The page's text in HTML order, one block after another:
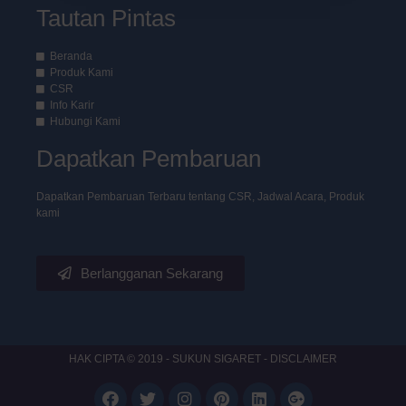
Tautan Pintas
Beranda
Produk Kami
CSR
Info Karir
Hubungi Kami
Dapatkan Pembaruan
Dapatkan Pembaruan Terbaru tentang CSR, Jadwal Acara, Produk
kami
Berlangganan Sekarang
HAK CIPTA © 2019 - SUKUN SIGARET - DISCLAIMER